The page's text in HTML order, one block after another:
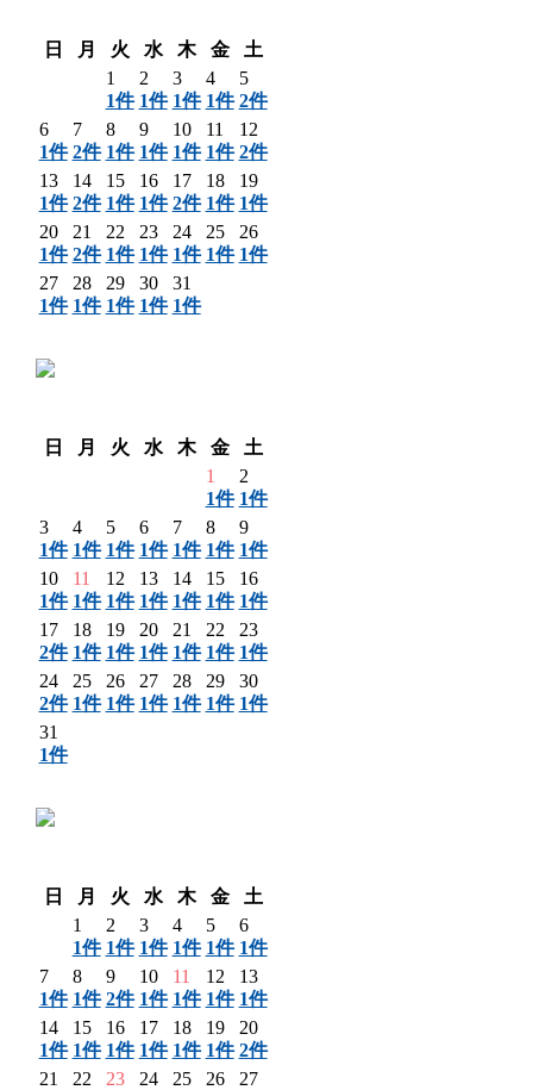
日
月 火 水 木 金
土
1
1件
2
1件
3
1件
4
1件
5
2件
6
1件
7
2件
8
1件
9
1件
10
1件
11
1件
12
2件
13
1件
14
2件
15
1件
16
1件
17
2件
18
1件
19
1件
20
1件
21
2件
22
1件
23
1件
24
1件
25
1件
26
1件
27
1件
28
1件
29
1件
30
1件
31
1件
日
月 火 水 木 金
土
1
1件
2
1件
3
1件
4
1件
5
1件
6
1件
7
1件
8
1件
9
1件
10
1件
11
1件
12
1件
13
1件
14
1件
15
1件
16
1件
17
2件
18
1件
19
1件
20
1件
21
1件
22
1件
23
1件
24
2件
25
1件
26
1件
27
1件
28
1件
29
1件
30
1件
31
1件
日
月 火 水 木 金
土
1
1件
2
1件
3
1件
4
1件
5
1件
6
1件
7
1件
8
1件
9
2件
10
1件
11
1件
12
1件
13
1件
14
1件
15
1件
16
1件
17
1件
18
1件
19
1件
20
2件
21
22
23
24
25
26
27